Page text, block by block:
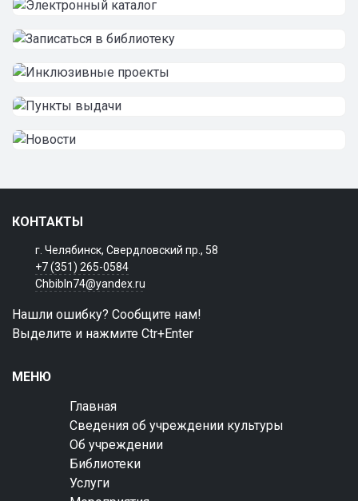
КОНТАКТЫ
г. Челябинск, Свердловский пр., 58
+7 (351) 265-0584
Chbibln74@yandex.ru
Нашли ошибку? Сообщите нам!
Выделите и нажмите Ctr+Enter
МЕНЮ
Главная
Сведения об учреждении культуры
Об учреждении
Библиотеки
Услуги